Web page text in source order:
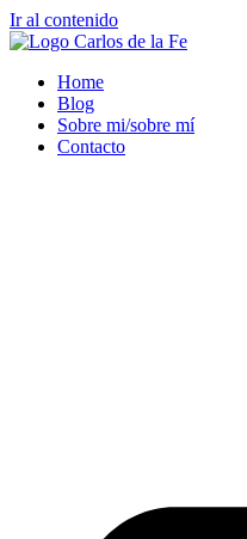
Ir al contenido
Home
Blog
Sobre mi/sobre mí
Contacto